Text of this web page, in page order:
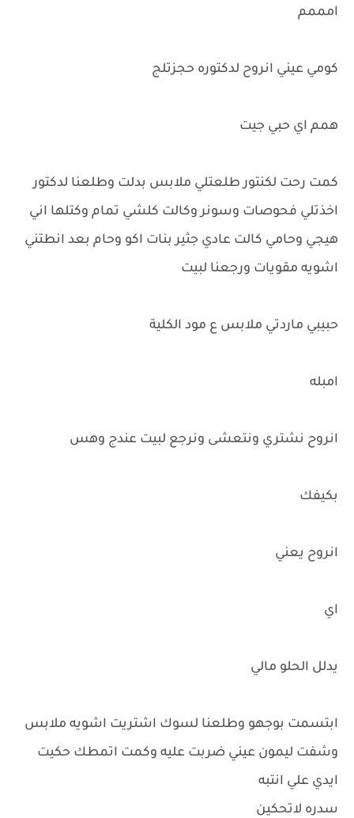
امممم
كومي عيني انروح لدكتوره حجزتلج
همم اي حبي جيت
كمت رحت لكنتور طلعتلي ملابس بدلت وطلعنا لدكتور
اخذتلي فحوصات وسونر وكالت كلشي تمام وكتلها اني
هيجي وحامي كالت عادي جثير بنات اكو وحام بعد انطتني
اشويه مقويات ورجعنا لبيت
حبيبي ماردتي ملابس ع مود الكلية
امبله
انروح نشتري ونتعشى ونرجع لبيت عندج وهس
بكيفك
انروح يعني
اي
يدلل الحلو مالي
ابتسمت بوجهو وطلعنا لسوك اشتريت اشويه ملابس
وشفت ليمون عيني ضربت عليه وكمت اتمطك حكيت
ايدي علي انتبه
سدره لاتحكين